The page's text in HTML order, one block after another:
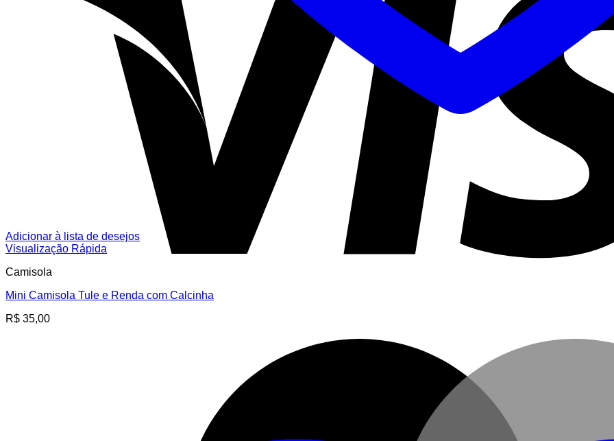
Adicionar à lista de desejos
Visualização Rápida
Camisola
Mini Camisola Tule e Renda com Calcinha
R$ 35,00